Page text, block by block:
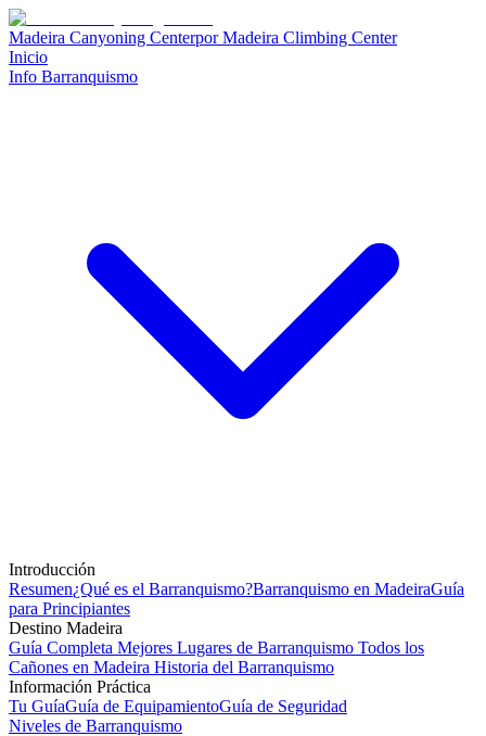
Madeira Canyoning CenterporMadeira Climbing Center
Inicio
Info Barranquismo
Introducción
Resumen¿Qué es el Barranquismo?Barranquismo en MadeiraGuía
para Principiantes
Destino Madeira
Guía Completa Mejores Lugares de Barranquismo Todos los
Cañones en Madeira Historia del Barranquismo
Información Práctica
Tu GuíaGuía de EquipamientoGuía de Seguridad
Niveles de Barranquismo